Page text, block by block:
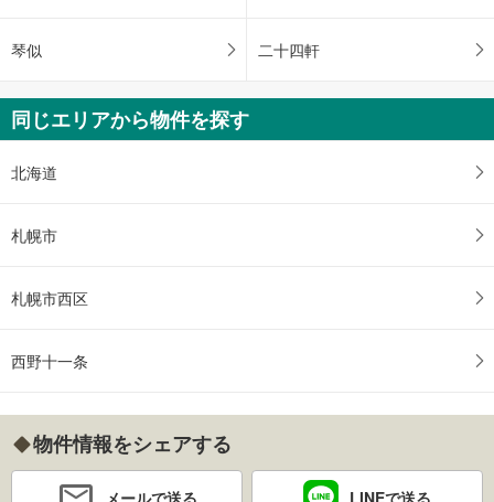
琴似 二十四軒
同じエリアから物件を探す
北海道
札幌市
札幌市西区
西野十一条
物件情報をシェアする